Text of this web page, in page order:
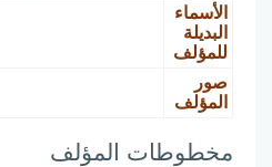
الأسماء
البديلة
للمؤلف
صور
المؤلف
مخطوطات المؤلف